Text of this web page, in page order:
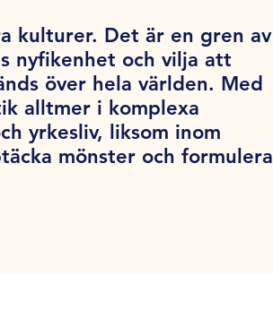
kulturer. Det är en gren av
nyfikenhet och vilja att
över hela världen. Med
alltmer i komplexa
yrkesliv, liksom inom
mönster och formulera